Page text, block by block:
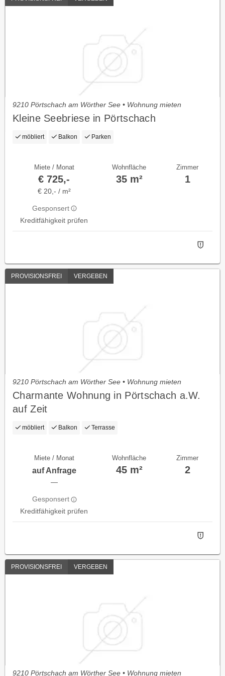
9210 Pörtschach am Wörther See • Wohnung mieten
Kleine Seebriese in Pörtschach
möbliert Balkon Parken
Miete / Monat
€ 725,-
€ 20,- / m²
Gesponsert
Kreditfähigkeit prüfen
Wohnfläche
35 m²
Zimmer
1
PROVISIONSFREI VERGEBEN
9210 Pörtschach am Wörther See • Wohnung mieten
Charmante Wohnung in Pörtschach a.W.
auf Zeit
möbliert Balkon Terrasse
Miete / Monat
auf Anfrage
—
Gesponsert
Kreditfähigkeit prüfen
Wohnfläche
45 m²
Zimmer
2
PROVISIONSFREI VERGEBEN
9210 Pörtschach am Wörther See • Wohnung mieten